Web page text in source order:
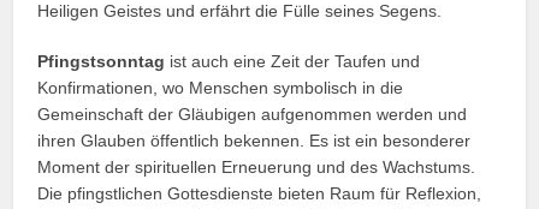
Heiligen Geistes und erfährt die Fülle seines Segens.
Pfingstsonntag ist auch eine Zeit der Taufen und
Konfirmationen, wo Menschen symbolisch in die
Gemeinschaft der Gläubigen aufgenommen werden und
ihren Glauben öffentlich bekennen. Es ist ein besonderer
Moment der spirituellen Erneuerung und des Wachstums.
Die pfingstlichen Gottesdienste bieten Raum für Reflexion,